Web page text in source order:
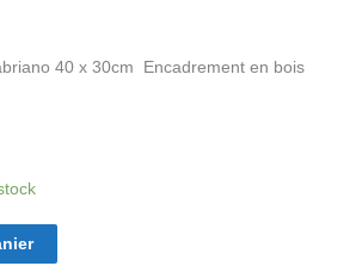
40 x 30cm Encadrement en bois